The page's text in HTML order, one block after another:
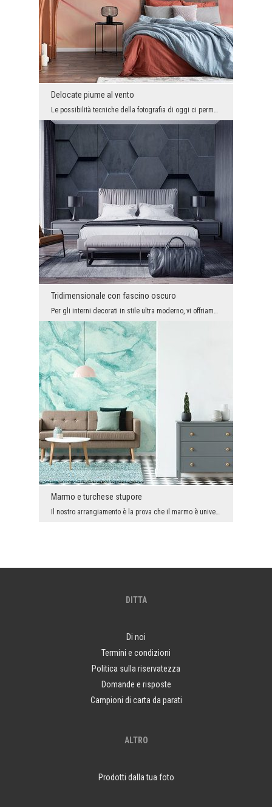
Delocate piume al vento
Tridimensionale con fascino oscuro
Marmo e turchese stupore
DITTA
Di noi
Termini e condizioni
Politica sulla riservatezza
Domande e risposte
Campioni di carta da parati
ALTRO
Prodotti dalla tua foto